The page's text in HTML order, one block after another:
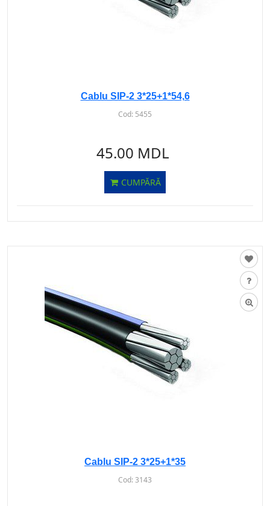
Cablu SIP-2 3*25+1*54,6
Cod: 5455
45.00 MDL
CUMPĂRĂ
Cablu SIP-2 3*25+1*35
Cod:3143